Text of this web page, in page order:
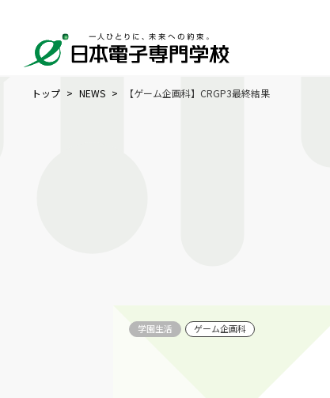
トップ NEWS 【ゲーム企画科】CRGP3最終結果
学園生活 ゲーム企画科